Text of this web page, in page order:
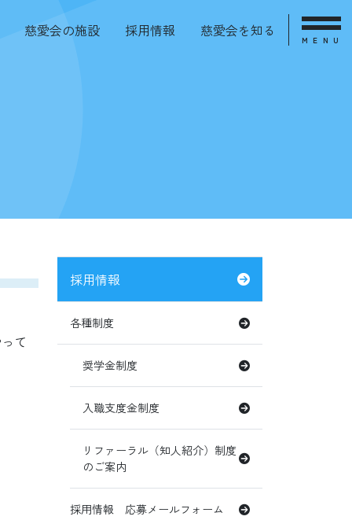
慈愛会の施設 採用情報 慈愛会を知る
MENU
て
採用情報
各種制度
奨学金制度
入職支度金制度
リファーラル（知人紹介）制度
のご案内
採用情報 応募メールフォーム